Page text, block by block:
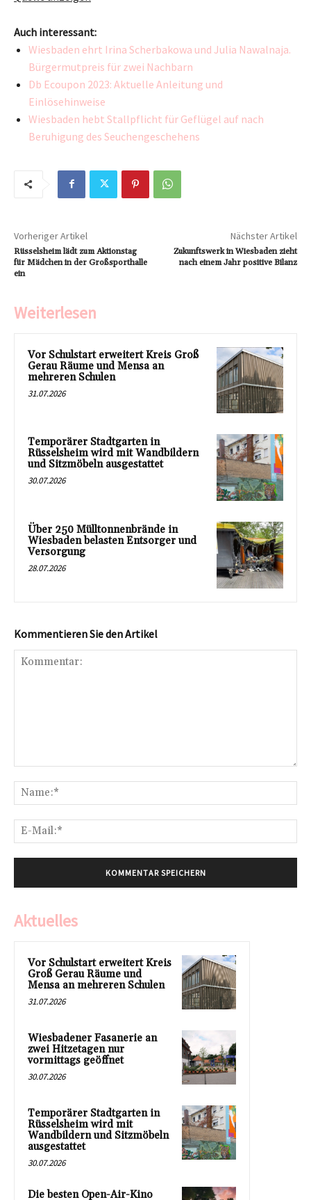
Auch interessant:
Wiesbaden ehrt Irina Scherbakowa und Julia Nawalnaja.
Bürgermutpreis für zwei Nachbarn
Db Ecoupon 2023: Aktuelle Anleitung und
Einlösehinweise
Wiesbaden hebt Stallpflicht für Geflügel auf nach
Beruhigung des Seuchengeschehens
Vorheriger Artikel
Rüsselsheim lädt zum Aktionstag
für Mädchen in der Großsporthalle
ein
Nächster Artikel
Zukunftswerk in Wiesbaden zieht
nach einem Jahr positive Bilanz
Weiterlesen
Vor Schulstart erweitert Kreis Groß
Gerau Räume und Mensa an
mehreren Schulen
31.07.2026
Temporärer Stadtgarten in
Rüsselsheim wird mit Wandbildern
und Sitzmöbeln ausgestattet
30.07.2026
Über 250 Mülltonnenbrände in
Wiesbaden belasten Entsorger und
Versorgung
28.07.2026
Kommentieren Sie den Artikel
Aktuelles
Vor Schulstart erweitert Kreis
Groß Gerau Räume und
Mensa an mehreren Schulen
31.07.2026
Wiesbadener Fasanerie an
zwei Hitzetagen nur
vormittags geöffnet
30.07.2026
Temporärer Stadtgarten in
Rüsselsheim wird mit
Wandbildern und Sitzmöbeln
ausgestattet
30.07.2026
Die besten Open-Air-Kino